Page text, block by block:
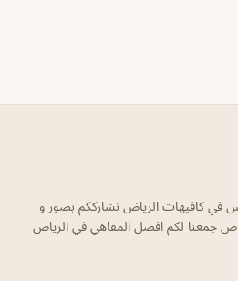
في كافيهات الرياض نشارككم بصور و
جمعنا لكم افضل المقاهي في الرياض